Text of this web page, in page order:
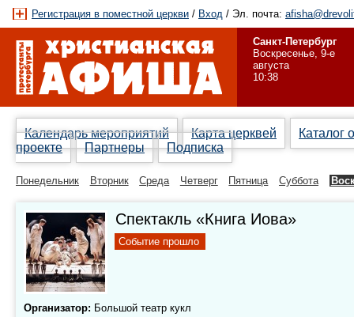
Регистрация в поместной церкви / Вход / Эл. почта:
Санкт-Петербург
Воскресенье, 9-е
августа
10:38
Календарь мероприятий Карта церквей
Каталог
проекте
Партнеры Подписка
Понедельник Вторник Среда Четверг Пятница Суббота
Спектакль «Книга Иова»
Событие прошло
Организатор: Большой театр кукл